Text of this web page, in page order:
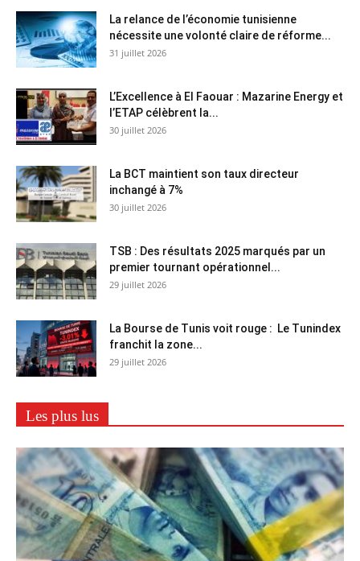
La relance de l’économie tunisienne
nécessite une volonté claire de réforme...
31 juillet 2026
L’Excellence à El Faouar : Mazarine Energy et
l’ETAP célèbrent la...
30 juillet 2026
La BCT maintient son taux directeur
inchangé à 7%
30 juillet 2026
TSB : Des résultats 2025 marqués par un
premier tournant opérationnel...
29 juillet 2026
La Bourse de Tunis voit rouge : Le Tunindex
franchit la zone...
29 juillet 2026
Les plus lus